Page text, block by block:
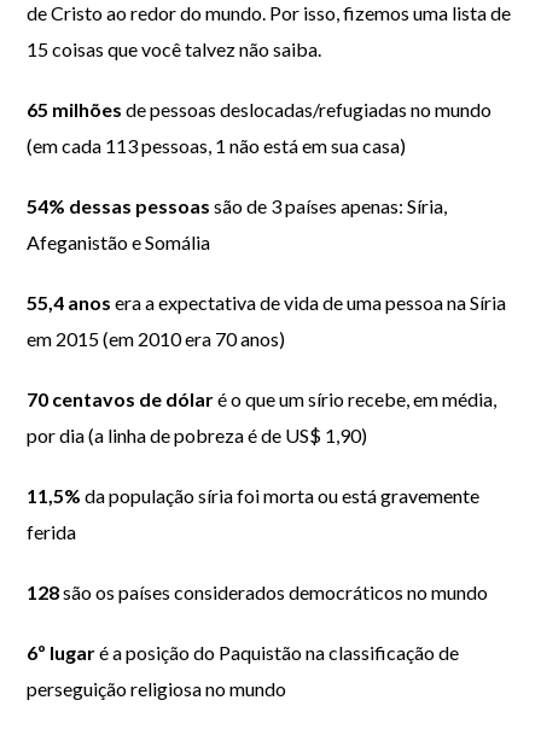
de Cristo ao redor do mundo. Por isso, fizemos uma lista de
15 coisas que você talvez não saiba.
65 milhões de pessoas deslocadas/refugiadas no mundo
(em cada 113 pessoas, 1 não está em sua casa)
54% dessas pessoas são de 3 países apenas: Síria,
Afeganistão e Somália
55,4 anos era a expectativa de vida de uma pessoa na Síria
em 2015 (em 2010 era 70 anos)
70 centavos de dólaré o que um sírio recebe, em média,
por dia (a linha de pobreza é de US$ 1,90)
11,5% da população síria foi morta ou está gravemente
ferida
128são os países considerados democráticos no mundo
6º lugaré a posição do Paquistão na classificação de
perseguição religiosa no mundo